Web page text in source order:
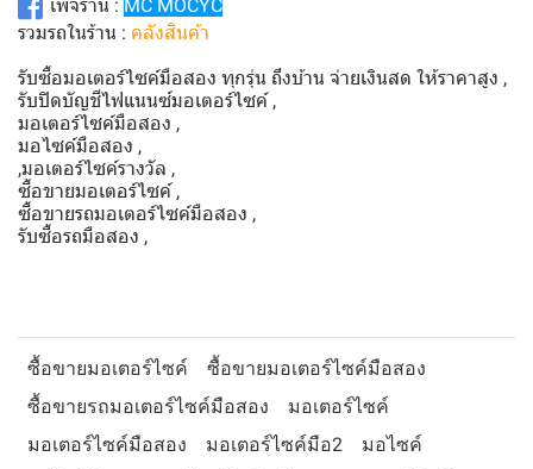
เพจร้าน : MC MOCYC
รวมรถในร้าน : คลังสินค้า
รับซื้อมอเตอร์ไซค์มือสอง ทุกรุ่น ถึงบ้าน จ่ายเงินสด ให้ราคาสูง ,
รับปิดบัญชีไฟแนนซ์มอเตอร์ไซค์ ,
มอเตอร์ไซค์มือสอง ,
มอไซค์มือสอง ,
,มอเตอร์ไซค์รางวัล ,
ซื้อขายมอเตอร์ไซค์ ,
ซื้อขายรถมอเตอร์ไซค์มือสอง ,
รับซื้อรถมือสอง ,
ซื้อขายมอเตอร์ไซค์
ซื้อขายมอเตอร์ไซค์มือสอง
ซื้อขายรถมอเตอร์ไซค์มือสอง
มอเตอร์ไซค์
มอเตอร์ไซค์มือสอง
มอเตอร์ไซค์มือ2
มอไซค์